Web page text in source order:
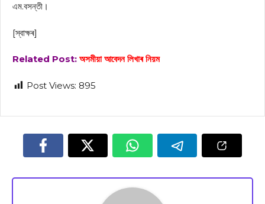
এম.বসন্তী।
[স্বাক্ষৰ]
Related Post: অসমীয়া আবেদন লিখাৰ নিয়ম
Post Views: 895